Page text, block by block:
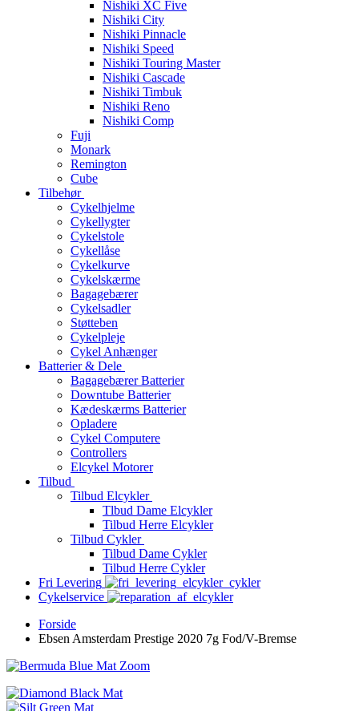
Nishiki XC Five
Nishiki City
Nishiki Pinnacle
Nishiki Speed
Nishiki Touring Master
Nishiki Cascade
Nishiki Timbuk
Nishiki Reno
Nishiki Comp
Fuji
Monark
Remington
Cube
Tilbehør
Cykelhjelme
Cykellygter
Cykelstole
Cykellåse
Cykelkurve
Cykelskærme
Bagagebærer
Cykelsadler
Støtteben
Cykelpleje
Cykel Anhænger
Batterier & Dele
Bagagebærer Batterier
Downtube Batterier
Kædeskærms Batterier
Opladere
Cykel Computere
Controllers
Elcykel Motorer
Tilbud
Tilbud Elcykler
Tlbud Dame Elcykler
Tilbud Herre Elcykler
Tilbud Cykler
Tilbud Dame Cykler
Tilbud Herre Cykler
Fri Levering
Cykelservice
Forside
Ebsen Amsterdam Prestige 2020 7g Fod/V-Bremse
Zoom